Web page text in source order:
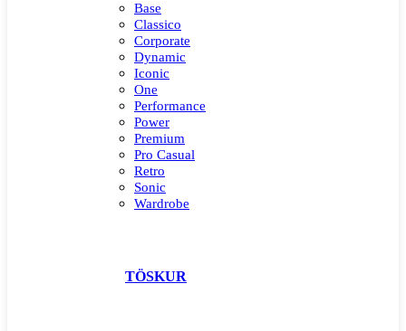
Base
Classico
Corporate
Dynamic
Iconic
One
Performance
Power
Premium
Pro Casual
Retro
Sonic
Wardrobe
TÖSKUR